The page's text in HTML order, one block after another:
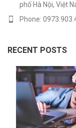
phố Hà Nội, Việt
Phone:
RECENT POSTS